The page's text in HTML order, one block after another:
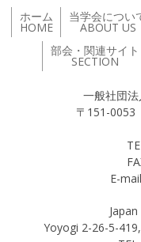
ホーム
HOME
当学会につい
ABOUT US
部会・関連サイト
SECTION
一般社団
〒151-
バロ
E-mail
Yoyogi 2-26-5-